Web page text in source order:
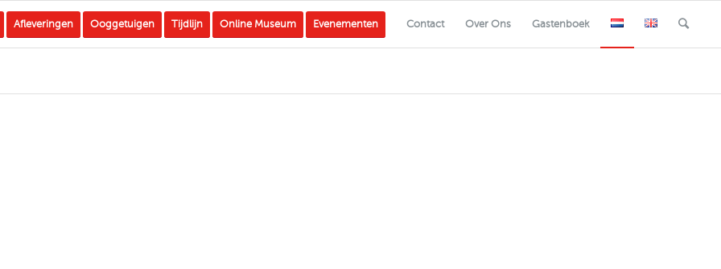
Afleveringen Ooggetuigen Tijdlijn Online Museum Evenementen Contact Over Ons Gastenboek